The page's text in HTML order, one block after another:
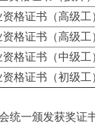
格证书（高级工
格证书（高级工
格证书（中级工
格证书（初级工
统一颁发获奖